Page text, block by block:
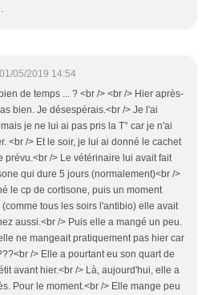
01/05/2019 14:54
de temps ... ? <br /> <br /> Hier après-
bien. Je désespérais.<br /> Je l'ai
je ne lui ai pas pris la T° car je n'ai
<br /> Et le soir, je lui ai donné le cachet
prévu.<br /> Le vétérinaire lui avait fait
qui dure 5 jours (normalement)<br />
le cp de cortisone, puis un moment
tous les soirs l'antibio) elle avait
aussi.<br /> Puis elle a mangé un peu.
ne mangeait pratiquement pas hier car
/> Elle a pourtant eu son quart de
avant hier.<br /> Là, aujourd'hui, elle a
Pour le moment.<br /> Elle mange peu